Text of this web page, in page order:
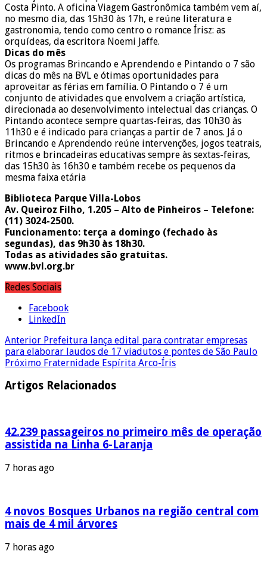
Costa Pinto. A oficina Viagem Gastronômica também vem aí,
no mesmo dia, das 15h30 às 17h, e reúne literatura e
gastronomia, tendo como centro o romance Írisz: as
orquídeas, da escritora Noemi Jaffe.
Dicas do mês
Os programas Brincando e Aprendendo e Pintando o 7 são
dicas do mês na BVL e ótimas oportunidades para
aproveitar as férias em família. O Pintando o 7 é um
conjunto de atividades que envolvem a criação artística,
direcionada ao desenvolvimento intelectual das crianças. O
Pintando acontece sempre quartas-feiras, das 10h30 às
11h30 e é indicado para crianças a partir de 7 anos. Já o
Brincando e Aprendendo reúne intervenções, jogos teatrais,
ritmos e brincadeiras educativas sempre às sextas-feiras,
das 15h30 às 16h30 e também recebe os pequenos da
mesma faixa etária
Biblioteca Parque Villa-Lobos
Av. Queiroz Filho, 1.205 – Alto de Pinheiros – Telefone:
(11) 3024-2500.
Funcionamento: terça a domingo (fechado às
segundas), das 9h30 às 18h30.
Todas as atividades são gratuitas.
www.bvl.org.br
Redes Sociais
Facebook
LinkedIn
Anterior Prefeitura lança edital para contratar empresas
para elaborar laudos de 17 viadutos e pontes de São Paulo
Próximo Fraternidade Espírita Arco-Íris
Artigos Relacionados
42.239 passageiros no primeiro mês de operação
assistida na Linha 6-Laranja
7 horas ago
4 novos Bosques Urbanos na região central com
mais de 4 mil árvores
7 horas ago